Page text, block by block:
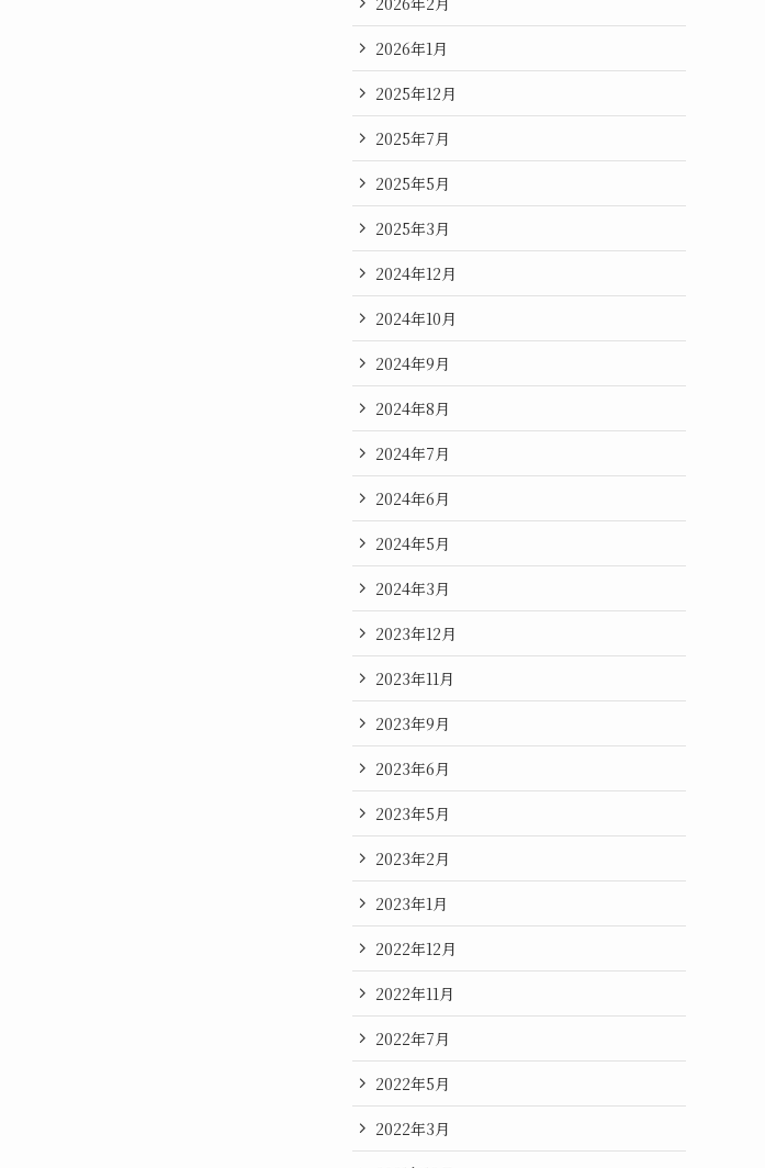
2026年1月
2025年12月
2025年7月
2025年5月
2025年3月
2024年12月
2024年10月
2024年9月
2024年8月
2024年7月
2024年6月
2024年5月
2024年3月
2023年12月
2023年11月
2023年9月
2023年6月
2023年5月
2023年2月
2023年1月
2022年12月
2022年11月
2022年7月
2022年5月
2022年3月